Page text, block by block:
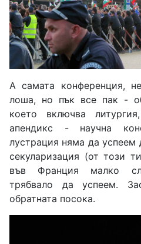
А самата конференция,
лоша, но пък все пак -
което включва
апендикс - научна
лустрация няма да
секуларизация (от този
във Франция малко
трябвало да успеем.
обратната посока.